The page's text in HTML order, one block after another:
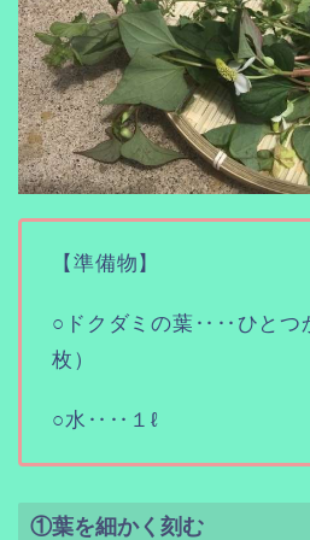
【準備物】
○ドクダミの葉‥‥ひとつ
枚）
○水‥‥１ℓ
①葉を細かく刻む